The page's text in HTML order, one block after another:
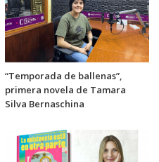
“Temporada de ballenas”,
primera novela de Tamara
Silva Bernaschina